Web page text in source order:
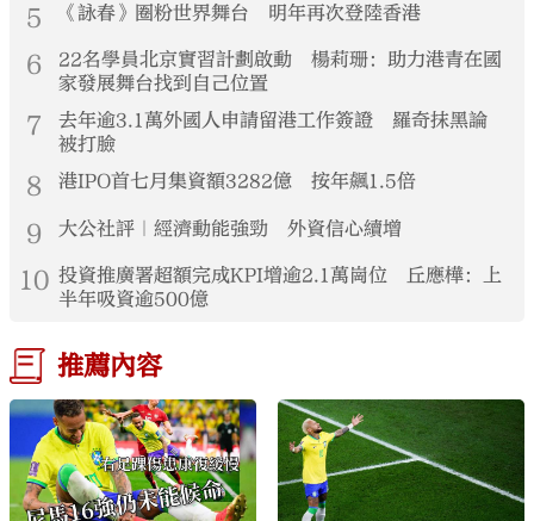
5 《詠春》圈粉世界舞台 明年再次登陸香港
6
22名學員北京實習計劃啟動 楊莉珊：助力港青在國
家發展舞台找到自己位置
7
去年逾3.1萬外國人申請留港工作簽證 羅奇抹黑論
被打臉
8 港IPO首七月集資額3282億 按年飆1.5倍
9 大公社評｜經濟動能強勁 外資信心續增
10 投資推廣署超額完成KPI增逾2.1萬崗位 丘應樺：上
半年吸資逾500億
推薦內容